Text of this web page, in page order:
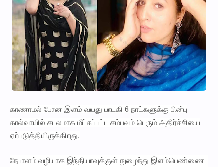
காணாமல் போன இளம் வயது பாடகி 6 நாட்களுக்கு பின்பு
கால்வாயில் சடலமாக மீட்கப்பட்ட சம்பவம் பெரும் அதிர்ச்சியை
ஏற்படுத்தியிருக்கிறது.
நேபாளம் வழியாக இந்தியாவுக்குள் நுழைந்து இளம்பெண்ணை